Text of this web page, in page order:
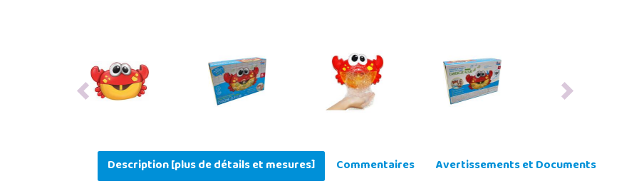
Previous Next
Description [plus de détails et mesures] Commentaires
Avertissements et Documents